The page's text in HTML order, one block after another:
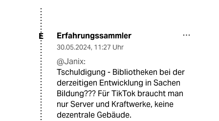
E Erfahrungssammler
30.05.2024, 11:27 Uhr
@Janix:
Tschuldigung - Bibliotheken bei der
derzeitigen Entwicklung in Sachen
Bildung??? Für TikTok braucht man
nur Server und Kraftwerke, keine
dezentrale Gebäude.